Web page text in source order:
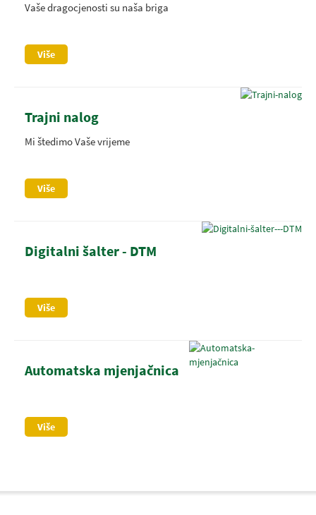
Vaše dragocjenosti su naša briga
Više
Trajni nalog
Mi štedimo Vaše vrijeme
Više
Digitalni šalter - DTM
Više
Automatska mjenjačnica
Više